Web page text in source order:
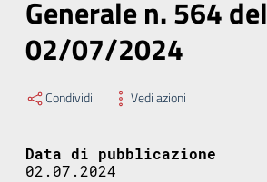
Generale n. 564 del
02/07/2024
Condividi Vedi azioni
Data di pubblicazione
02.07.2024